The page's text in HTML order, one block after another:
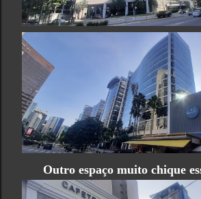
Outro espaço muito chique